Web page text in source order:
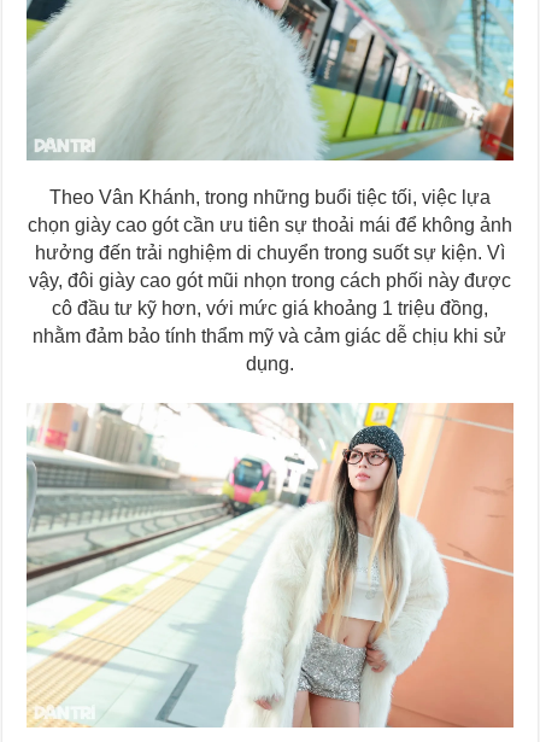
Theo Vân Khánh, trong những buổi tiệc tối, việc lựa
chọn giày cao gót cần ưu tiên sự thoải mái để không ảnh
hưởng đến trải nghiệm di chuyển trong suốt sự kiện. Vì
vậy, đôi giày cao gót mũi nhọn trong cách phối này được
cô đầu tư kỹ hơn, với mức giá khoảng 1 triệu đồng,
nhằm đảm bảo tính thẩm mỹ và cảm giác dễ chịu khi sử
dụng.